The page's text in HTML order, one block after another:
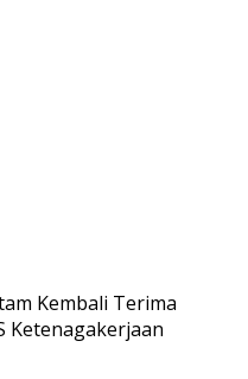
Kembali Terima
Ketenagakerjaan